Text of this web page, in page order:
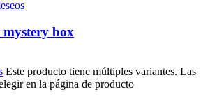
mystery box
Este producto tiene múltiples variantes. Las
en la página de producto